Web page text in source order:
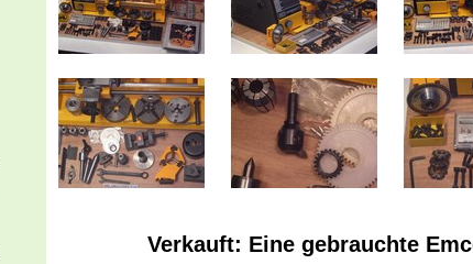
Verkauft: Eine gebrauchte